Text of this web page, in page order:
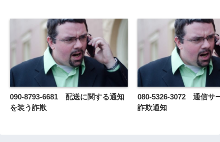
090-8793-6681 配送に関する通知
を装う詐欺
080-5326-3072 通信サ
詐欺通知